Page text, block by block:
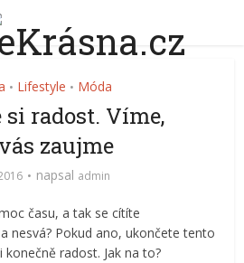
• Lifestyle • Móda
si radost. Víme,
zaujme
napsal admin
času, a tak se cítíte
nesvá? Pokud ano, ukončete tento
radost. Jak na to?